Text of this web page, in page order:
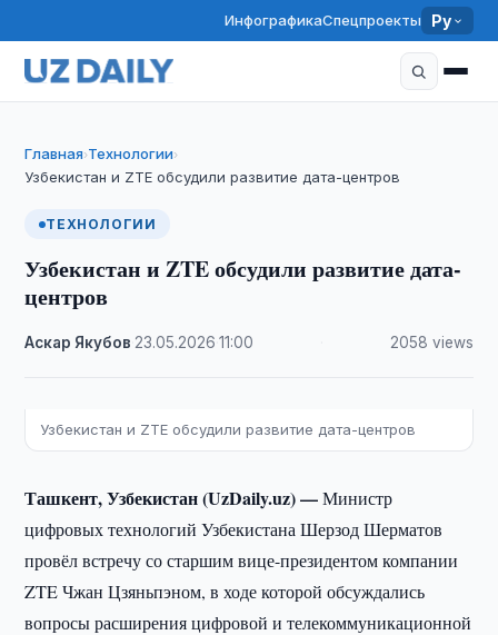
ИнфографикаСпецпроекты Ру
Главная›Технологии›
Узбекистан и ZTE обсудили развитие дата-центров
ТЕХНОЛОГИИ
Узбекистан и ZTE обсудили развитие дата-
центров
Аскар Якубов 23.05.2026 ·11:00 2058 views
Узбекистан и ZTE обсудили развитие дата-центров
Ташкент, Узбекистан (UzDaily.uz) —Министр
цифровых технологий Узбекистана Шерзод Шерматов
провёл встречу со старшим вице-президентом компании
ZTE Чжан Цзяньпэном, в ходе которой обсуждались
вопросы расширения цифровой и телекоммуникационной